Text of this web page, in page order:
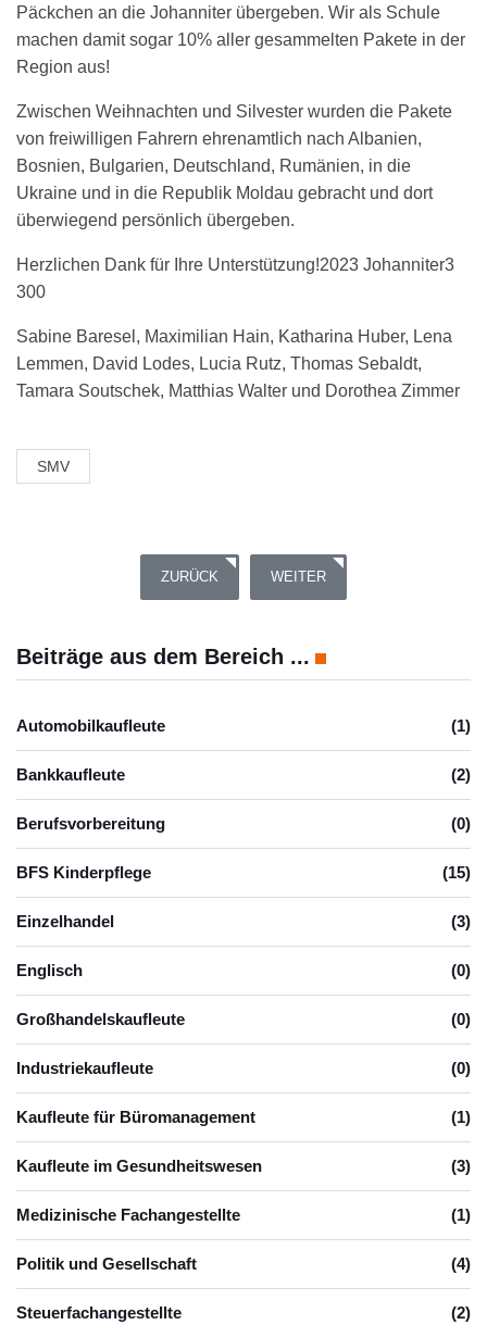
Päckchen an die Johanniter übergeben. Wir als Schule
machen damit sogar 10% aller gesammelten Pakete in der
Region aus!
Zwischen Weihnachten und Silvester wurden die Pakete
von freiwilligen Fahrern ehrenamtlich nach Albanien,
Bosnien, Bulgarien, Deutschland, Rumänien, in die
Ukraine und in die Republik Moldau gebracht und dort
überwiegend persönlich übergeben.
Herzlichen Dank für Ihre Unterstützung!2023 Johanniter3
300
Sabine Baresel, Maximilian Hain, Katharina Huber, Lena
Lemmen, David Lodes, Lucia Rutz, Thomas Sebaldt,
Tamara Soutschek, Matthias Walter und Dorothea Zimmer
SMV
VORHERIGER BEITRAG: SPENDENAKTION-
ZURÜCK NÄCHSTER BEITRAG:
WEITER
Beiträge aus dem Bereich ...
Automobilkaufleute (1)
Bankkaufleute (2)
Berufsvorbereitung (0)
BFS Kinderpflege (15)
Einzelhandel (3)
Englisch (0)
Großhandelskaufleute (0)
Industriekaufleute (0)
Kaufleute für Büromanagement (1)
Kaufleute im Gesundheitswesen (3)
Medizinische Fachangestellte (1)
Politik und Gesellschaft (4)
Steuerfachangestellte (2)